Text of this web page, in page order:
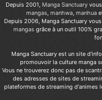
Depuis 2001, Manga Sanctuary
mangas, manhwa, manhua
Depuis 2006, Manga Sanctuary
mangas grâce à un outil 100%
Manga Sanctuary est un site
promouvoir la culture manga
Vous ne trouverez donc pas de
des adresses de sites de
plateformes de streaming d'animes